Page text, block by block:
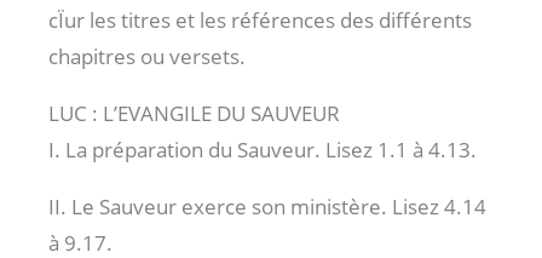
cÏur les titres et les références des différents
chapitres ou versets.
LUC : L’EVANGILE DU SAUVEUR
I. La préparation du Sauveur. Lisez 1.1 à 4.13.
II. Le Sauveur exerce son ministère. Lisez 4.14
à 9.17.